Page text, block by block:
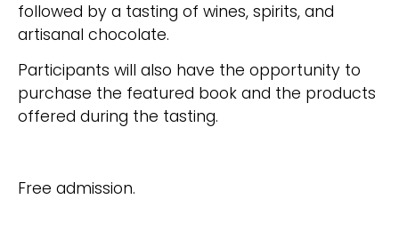
followed by a tasting of wines, spirits, and
artisanal chocolate.
Participants will also have the opportunity to
purchase the featured book and the products
offered during the tasting.
Free admission.